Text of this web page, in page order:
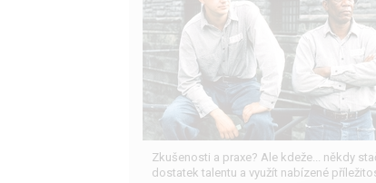
Zkušenosti a praxe? Ale kdeže... někdy
dostatek talentu a využít nabízené